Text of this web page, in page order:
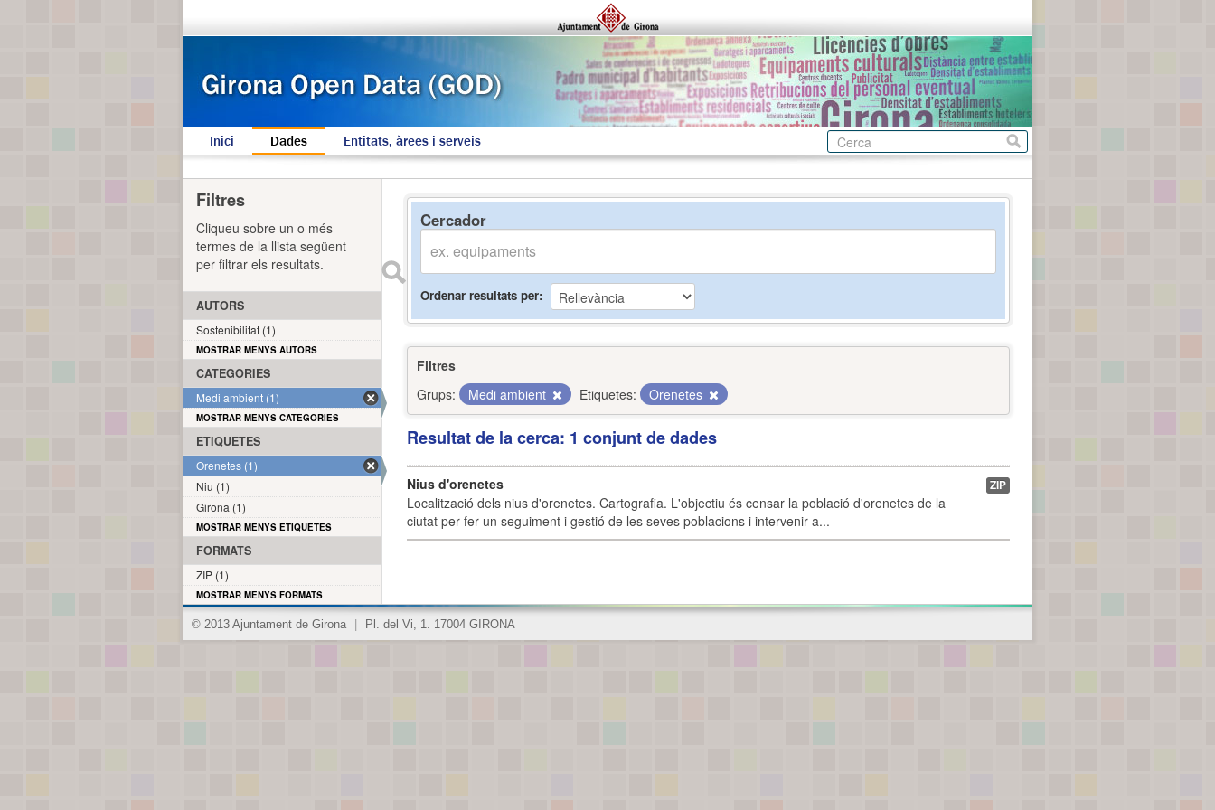
Inici Dades Entitats, àrees i serveis
Cercador
Ordenar resultats per
Filtres
Grups:
Medi ambient Etiquetes: Orenetes
Resultat de la cerca: 1 conjunt de dades
Nius d'orenetes
Localització dels nius d'orenetes. Cartografia. L'objectiu és censar la població d'orenetes de la
ciutat per fer un seguiment i gestió de les seves poblacions i intervenir a...
ZIP
Filtres
Cliqueu sobre un o més
termes de la llista següent
per filtrar els resultats.
AUTORS
Sostenibilitat (1)
MOSTRAR MENYS AUTORS
CATEGORIES
Medi ambient (1)
MOSTRAR MENYS CATEGORIES
ETIQUETES
Orenetes (1)
Niu (1)
Girona (1)
MOSTRAR MENYS ETIQUETES
FORMATS
ZIP (1)
MOSTRAR MENYS FORMATS
© 2013 Ajuntament de Girona Pl. del Vi, 1. 17004 GIRONA